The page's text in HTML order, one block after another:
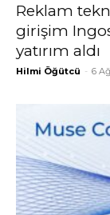
Reklam
girişim
yatırım aldı
Hilmi Öğütcü - 6